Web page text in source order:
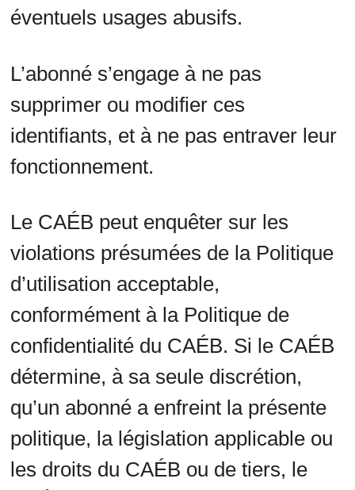
éventuels usages abusifs.
L’abonné s’engage à ne pas
supprimer ou modifier ces
identifiants, et à ne pas entraver leur
fonctionnement.
Le CAÉB peut enquêter sur les
violations présumées de la Politique
d’utilisation acceptable,
conformément à la Politique de
confidentialité du CAÉB. Si le CAÉB
détermine, à sa seule discrétion,
qu’un abonné a enfreint la présente
politique, la législation applicable ou
les droits du CAÉB ou de tiers, le